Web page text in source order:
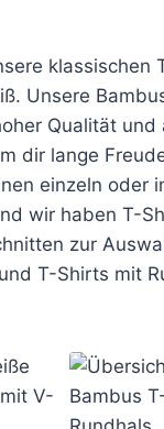
klassischen
Unsere
Qualität und
dir lange
einzeln oder
wir haben T-
zur
T-Shirts mit